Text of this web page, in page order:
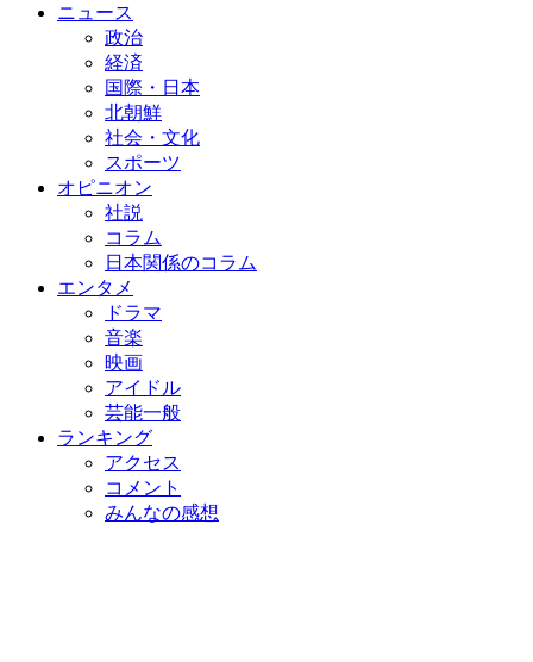
ニュース
政治
経済
国際・日本
北朝鮮
社会・文化
スポーツ
オピニオン
社説
コラム
日本関係のコラム
エンタメ
ドラマ
音楽
映画
アイドル
芸能一般
ランキング
アクセス
コメント
みんなの感想